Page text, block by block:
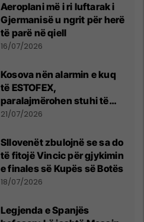
Aeroplani më i ri luftarak i
Gjermanisë u ngrit për herë
të parë në qiell
16/07/2026
Kosova nën alarmin e kuq
të ESTOFEX,
paralajmërohen stuhi të
fuqishme me breshër dhe
21/07/2026
Sllovenët zbulojnë se sa do
të fitojë Vincic për gjykimin
e finales së Kupës së Botës
18/07/2026
Legjenda e Spanjës